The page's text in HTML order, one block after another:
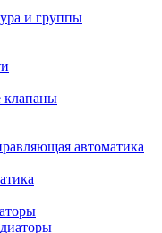
и группы
клапаны
автоматика